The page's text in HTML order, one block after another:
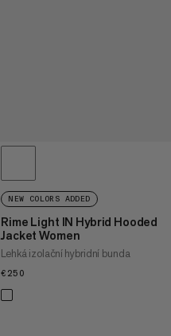
NEW COLORS ADDED
Rime Light IN Hybrid Hooded
Jacket Women
Lehká izolační hybridní bunda
€250